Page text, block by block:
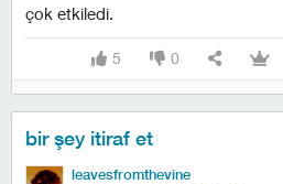
çok etkiledi.
5 0
bir şey itiraf et
leavesfromthevine